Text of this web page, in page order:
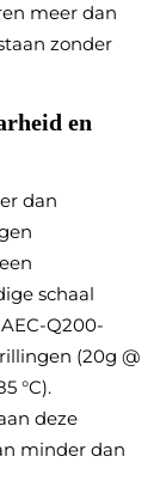
meer dan
zonder
en
dan
schaal
Q200-
(20g @
°C).
deze
minder dan